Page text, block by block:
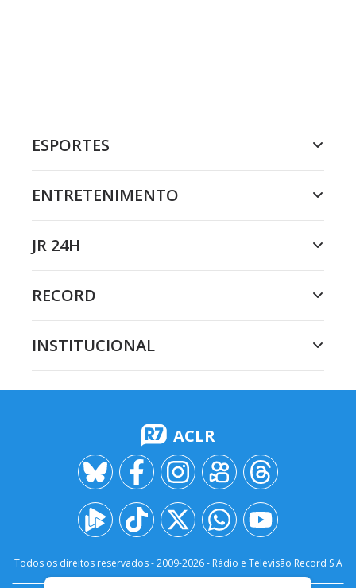
ESPORTES
ENTRETENIMENTO
JR 24H
RECORD
INSTITUCIONAL
ACLR
Todos os direitos reservados - 2009-2026- Rádio e Televisão Record S.A